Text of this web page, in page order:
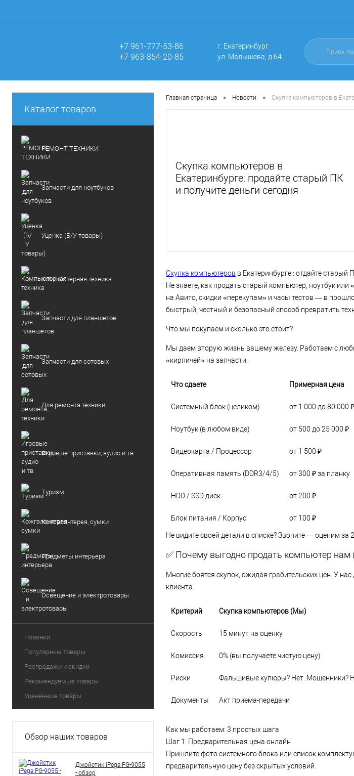
+7 961-777-53-86
+7 963-854-20-85
г. Екатеринбург
ул. Малышева, д.64
Каталог товаров
РЕМОНТ ТЕХНИКИ
Запчасти для ноутбуков
Уценка (Б/У товары)
Компьютерная техника
Запчасти для планшетов
Запчасти для сотовых
Для ремонта техники
Игровые приставки, аудио и тв
Туризм
Кожгалантерея, сумки
Предметы интерьера
Освещение и электротовары
Новинки
Популярные товары
Распродажи и скидки
Рекомендуемые товары
Уцененные товары
Обзор наших товаров
Джойстик iPega PG-9055
- обзор
Главная страница • Новости • Скупка компьютеров в
Скупка компьютеров в
Екатеринбурге: продайте старый ПК
и получите деньги сегодня
Скупка компьютеров в Екатеринбурге : отдайте старый
Не знаете, как продать старый компьютер, ноутбук
на Авито, скидки «перекупам» и часы тестов — в
быстрый, честный и безопасный способ превратить
Что мы покупаем и сколько это стоит?
Мы даем вторую жизнь вашему железу. Работаем с
«кирпичей» на запчасти.
Что сдаете Примерная цена
Системный блок (целиком) от 1 000 до 80 000 ₽
Ноутбук (в любом виде) от 500 до 25 000 ₽
Видеокарта / Процессор от 1 500 ₽
Оперативная память (DDR3/4/5) от 300 ₽ за планку
HDD / SSD диск от 200 ₽
Блок питания / Корпус от 100 ₽
Не видите своей детали в списке? Звоните — оценим за
✅ Почему выгодно продать компьютер нам
Многие боятся скупок, ожидая грабительских цен. У
клиента.
Критерий Скупка компьютеров (Мы)
Скорость 15 минут на оценку
Комиссия 0% (вы получаете чистую цену)
Риски Фальшивые купюры? Нет. Мошенники?
Документы Акт приема-передачи
Как мы работаем: 3 простых шага
Шаг 1. Предварительная цена онлайн
Пришлите фото системного блока или список
предварительную цену без скрытых условий.